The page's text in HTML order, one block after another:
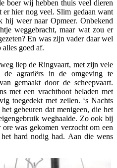
boer wij hebben thuis veel dieren
er hier nog veel. Slim gedaan want
hij weer naar Opmeer. Onbekend
weggebracht, maar wat zou er
En was zijn vader daar wel
goed af.
liep de Ringvaart, met zijn vele
agrariërs in de omgeving te
gemaakt door de scheepvaart.
met een vrachtboot beladen met
toegedekt met zeilen. ‘s Nachts
gebeuren dat menigeen, die het
weghaalde. Zo ook bij
was gekomen verzocht om een
hard nodig had. Aan die wens